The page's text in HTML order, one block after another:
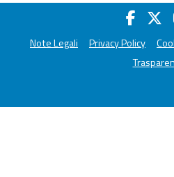
Note Legali Privacy Policy